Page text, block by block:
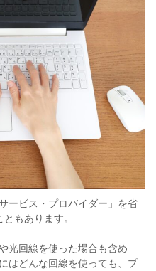
ービス・プロバイダー」を省
もあります。
光回線を使った場合も含め
はどんな回線を使っても、プ